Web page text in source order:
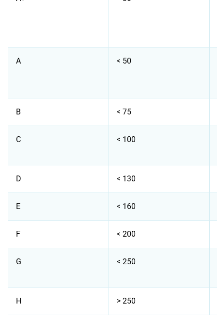
A < 50
B < 75
C < 100
D < 130
E < 160
F < 200
G < 250
H > 250